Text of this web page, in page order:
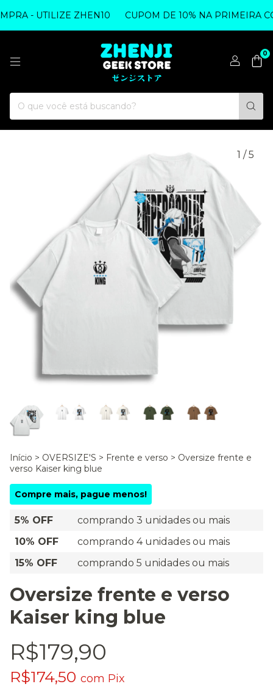
- UTILIZE ZHEN10 CUPOM DE 10% NA PRIMEIRA
0
1 / 5
Início > OVERSIZE'S > Frente e verso > Oversize frente e
verso Kaiser king blue
Compre mais, pague menos!
5% OFF
comprando 3 unidades ou mais
10% OFF
comprando 4 unidades ou mais
15% OFF
comprando 5 unidades ou mais
Oversize frente e verso
Kaiser king blue
R$179,90
R$174,50 com Pix